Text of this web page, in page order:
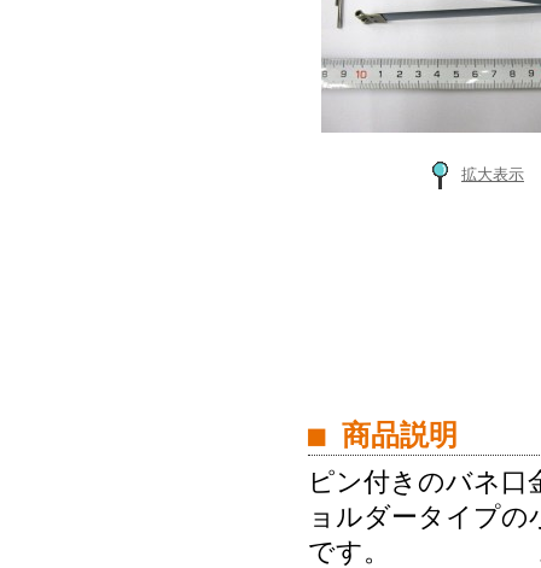
拡大表示
■ 商品説明
ピン付きのバネ
ョルダータイプ
です。 お届け